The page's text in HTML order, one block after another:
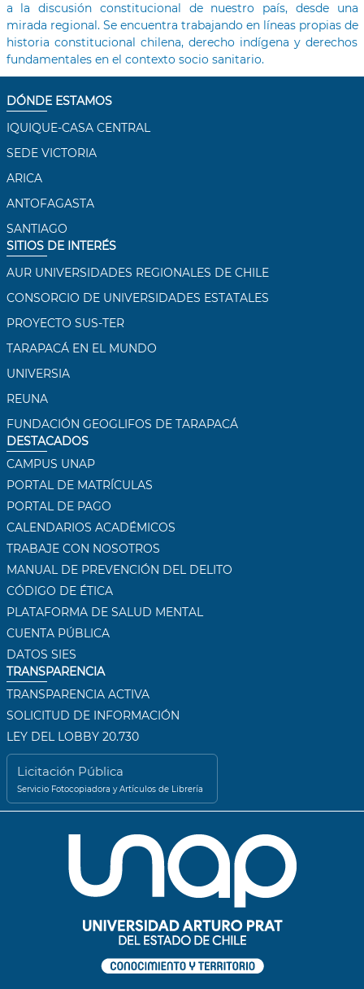
a la discusión constitucional de nuestro país, desde una
mirada regional. Se encuentra trabajando en líneas propias de
historia constitucional chilena, derecho indígena y derechos
fundamentales en el contexto socio sanitario.
DÓNDE ESTAMOS
IQUIQUE-CASA CENTRAL
SEDE VICTORIA
ARICA
ANTOFAGASTA
SANTIAGO
SITIOS DE INTERÉS
AUR UNIVERSIDADES REGIONALES DE CHILE
CONSORCIO DE UNIVERSIDADES ESTATALES
PROYECTO SUS-TER
TARAPACÁ EN EL MUNDO
UNIVERSIA
REUNA
FUNDACIÓN GEOGLIFOS DE TARAPACÁ
DESTACADOS
CAMPUS UNAP
PORTAL DE MATRÍCULAS
PORTAL DE PAGO
CALENDARIOS ACADÉMICOS
TRABAJE CON NOSOTROS
MANUAL DE PREVENCIÓN DEL DELITO
CÓDIGO DE ÉTICA
PLATAFORMA DE SALUD MENTAL
CUENTA PÚBLICA
DATOS SIES
TRANSPARENCIA
TRANSPARENCIA ACTIVA
SOLICITUD DE INFORMACIÓN
LEY DEL LOBBY 20.730
Licitación Pública
Servicio Fotocopiadora y Artículos de Librería